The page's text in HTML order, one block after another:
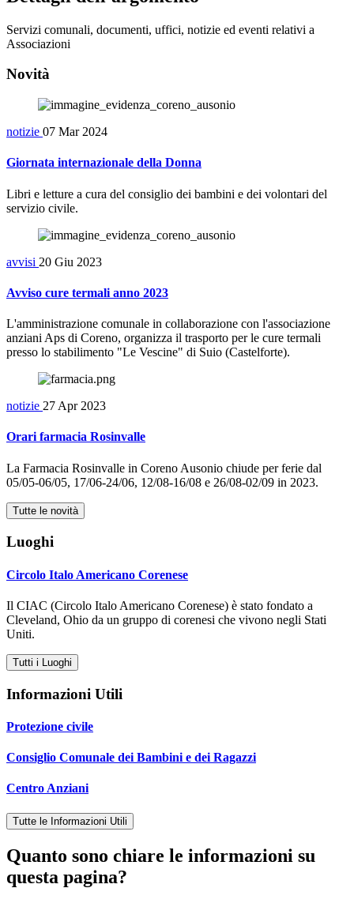
Servizi comunali, documenti, uffici, notizie ed eventi relativi a
Associazioni
Novità
notizie 07 Mar 2024
Giornata internazionale della Donna
Libri e letture a cura del consiglio dei bambini e dei volontari del
servizio civile.
avvisi 20 Giu 2023
Avviso cure termali anno 2023
L'amministrazione comunale in collaborazione con l'associazione
anziani Aps di Coreno, organizza il trasporto per le cure termali
presso lo stabilimento "Le Vescine" di Suio (Castelforte).
notizie 27 Apr 2023
Orari farmacia Rosinvalle
La Farmacia Rosinvalle in Coreno Ausonio chiude per ferie dal
05/05-06/05, 17/06-24/06, 12/08-16/08 e 26/08-02/09 in 2023.
Tutte le novità
Luoghi
Circolo Italo Americano Corenese
Il CIAC (Circolo Italo Americano Corenese) è stato fondato a
Cleveland, Ohio da un gruppo di corenesi che vivono negli Stati
Uniti.
Tutti i Luoghi
Informazioni Utili
Protezione civile
Consiglio Comunale dei Bambini e dei Ragazzi
Centro Anziani
Tutte le Informazioni Utili
Quanto sono chiare le informazioni su
questa pagina?